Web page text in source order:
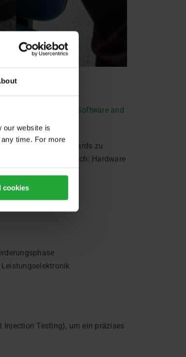
our website is
time. For more
cookies
Sie mehr über
AVL Software and
um Qualitätsstandards zu
Aber mal ehrlich: Hardware
Testing), um ein präzises